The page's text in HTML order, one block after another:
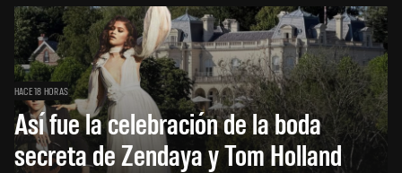
HACE 18 HORAS
Así fue la celebración de la boda
secreta de Zendaya y Tom Holland